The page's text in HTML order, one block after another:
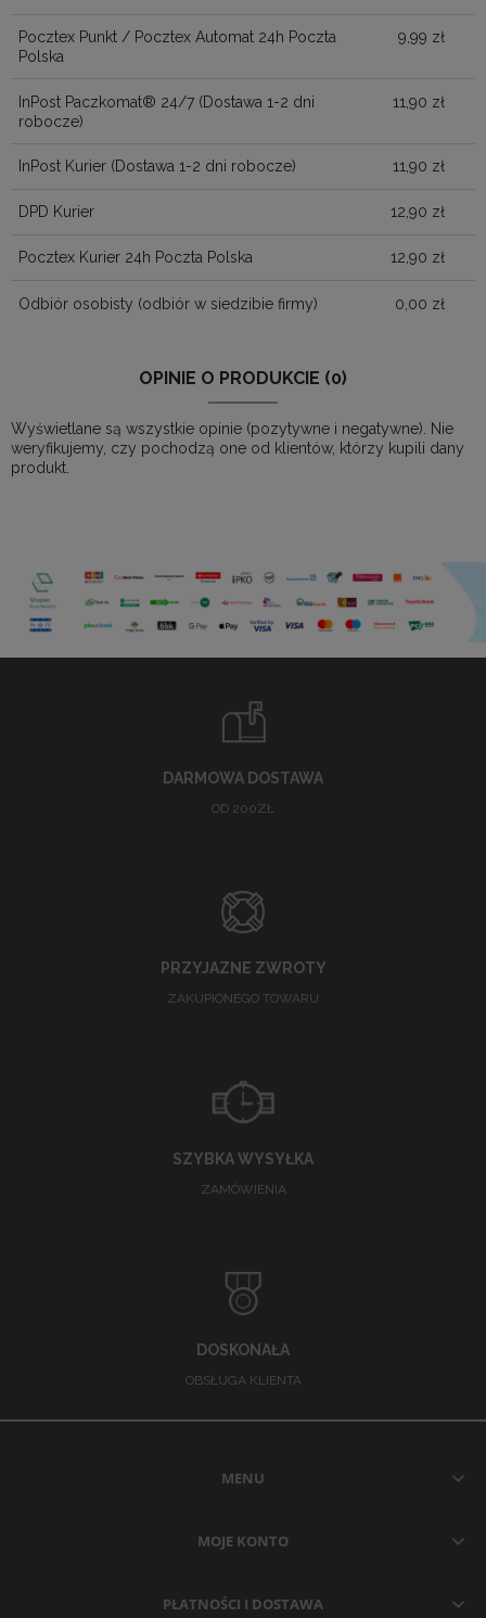
Pocztex Punkt / Pocztex Automat 24h Poczta
Polska
9,99 zł
InPost Paczkomat® 24/7 (Dostawa 1-2 dni
robocze)
11,90 zł
InPost Kurier (Dostawa 1-2 dni robocze) 11,90 zł
DPD Kurier 12,90 zł
Pocztex Kurier 24h Poczta Polska 12,90 zł
Odbiór osobisty (odbiór w siedzibie firmy) 0,00 zł
OPINIE O PRODUKCIE (0)
Wyświetlane są wszystkie opinie (pozytywne i negatywne). Nie
weryfikujemy, czy pochodzą one od klientów, którzy kupili dany
produkt.
DARMOWA DOSTAWA
OD 200ZŁ
PRZYJAZNE ZWROTY
ZAKUPIONEGO TOWARU
SZYBKA WYSYŁKA
ZAMÓWIENIA
DOSKONAŁA
OBSŁUGA KLIENTA
MENU
MOJE KONTO
PŁATNOŚCI I DOSTAWA